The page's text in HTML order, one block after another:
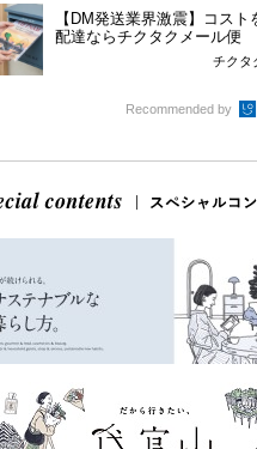
【DM発送業界激震】コスト
配達ならチクタクメール便
チクタ
Recommended by